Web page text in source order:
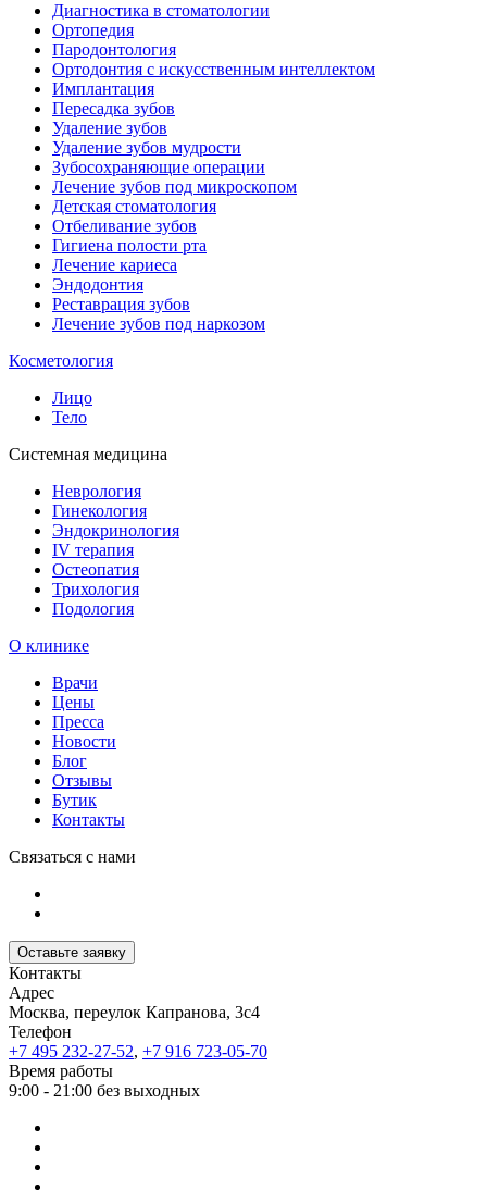
Диагностика в стоматологии
Ортопедия
Пародонтология
Ортодонтия с искусственным интеллектом
Имплантация
Пересадка зубов
Удаление зубов
Удаление зубов мудрости
Зубосохраняющие операции
Лечение зубов под микроскопом
Детская стоматология
Отбеливание зубов
Гигиена полости рта
Лечение кариеса
Эндодонтия
Реставрация зубов
Лечение зубов под наркозом
Косметология
Лицо
Тело
Системная медицина
Неврология
Гинекология
Эндокринология
IV терапия
Остеопатия
Трихология
Подология
О клинике
Врачи
Цены
Пресса
Новости
Блог
Отзывы
Бутик
Контакты
Связаться с нами
Оставьте заявку
Контакты
Адрес
Москва, переулок Капранова, 3с4
Телефон
+7 495 232-27-52, +7 916 723-05-70
Время работы
9:00 - 21:00 без выходных